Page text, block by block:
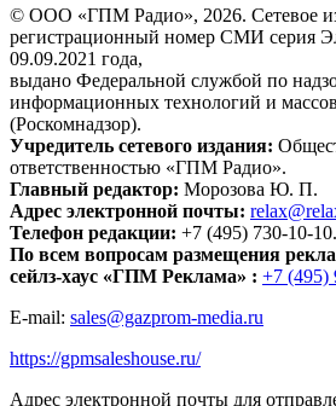
© ООО «ГПМ Радио», 2026. Сетевое
регистрационный номер СМИ серия
09.09.2021 года,
выдано Федеральной службой по
информационных технологий и
(Роскомнадзор).
Учредитель сетевого издания:
ответственностью «ГПМ Радио».
Главный редактор: Морозова Ю. П.
Адрес электронной почты:
Телефон редакции: +7 (495) 730-10-10.
По всем вопросам размещения
сейлз-хаус «ГПМ Реклама» : +7 (495)
E-mail: sales@gazprom-media.ru
https://gpmsaleshouse.ru/
Адрес электронной почты для